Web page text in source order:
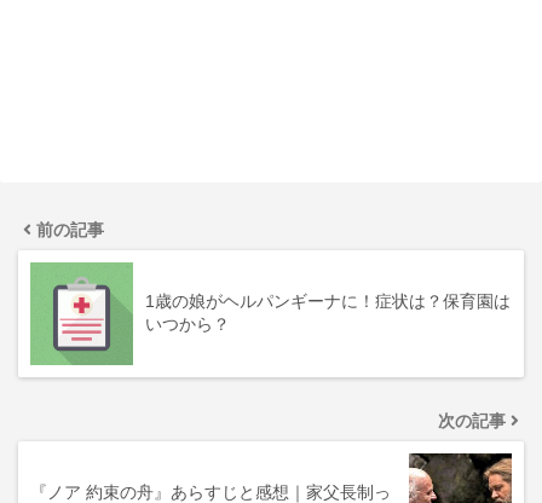
前の記事
1歳の娘がヘルパンギーナに！症状は？保育園は
いつから？
次の記事
『ノア 約束の舟』あらすじと感想｜家父長制っ